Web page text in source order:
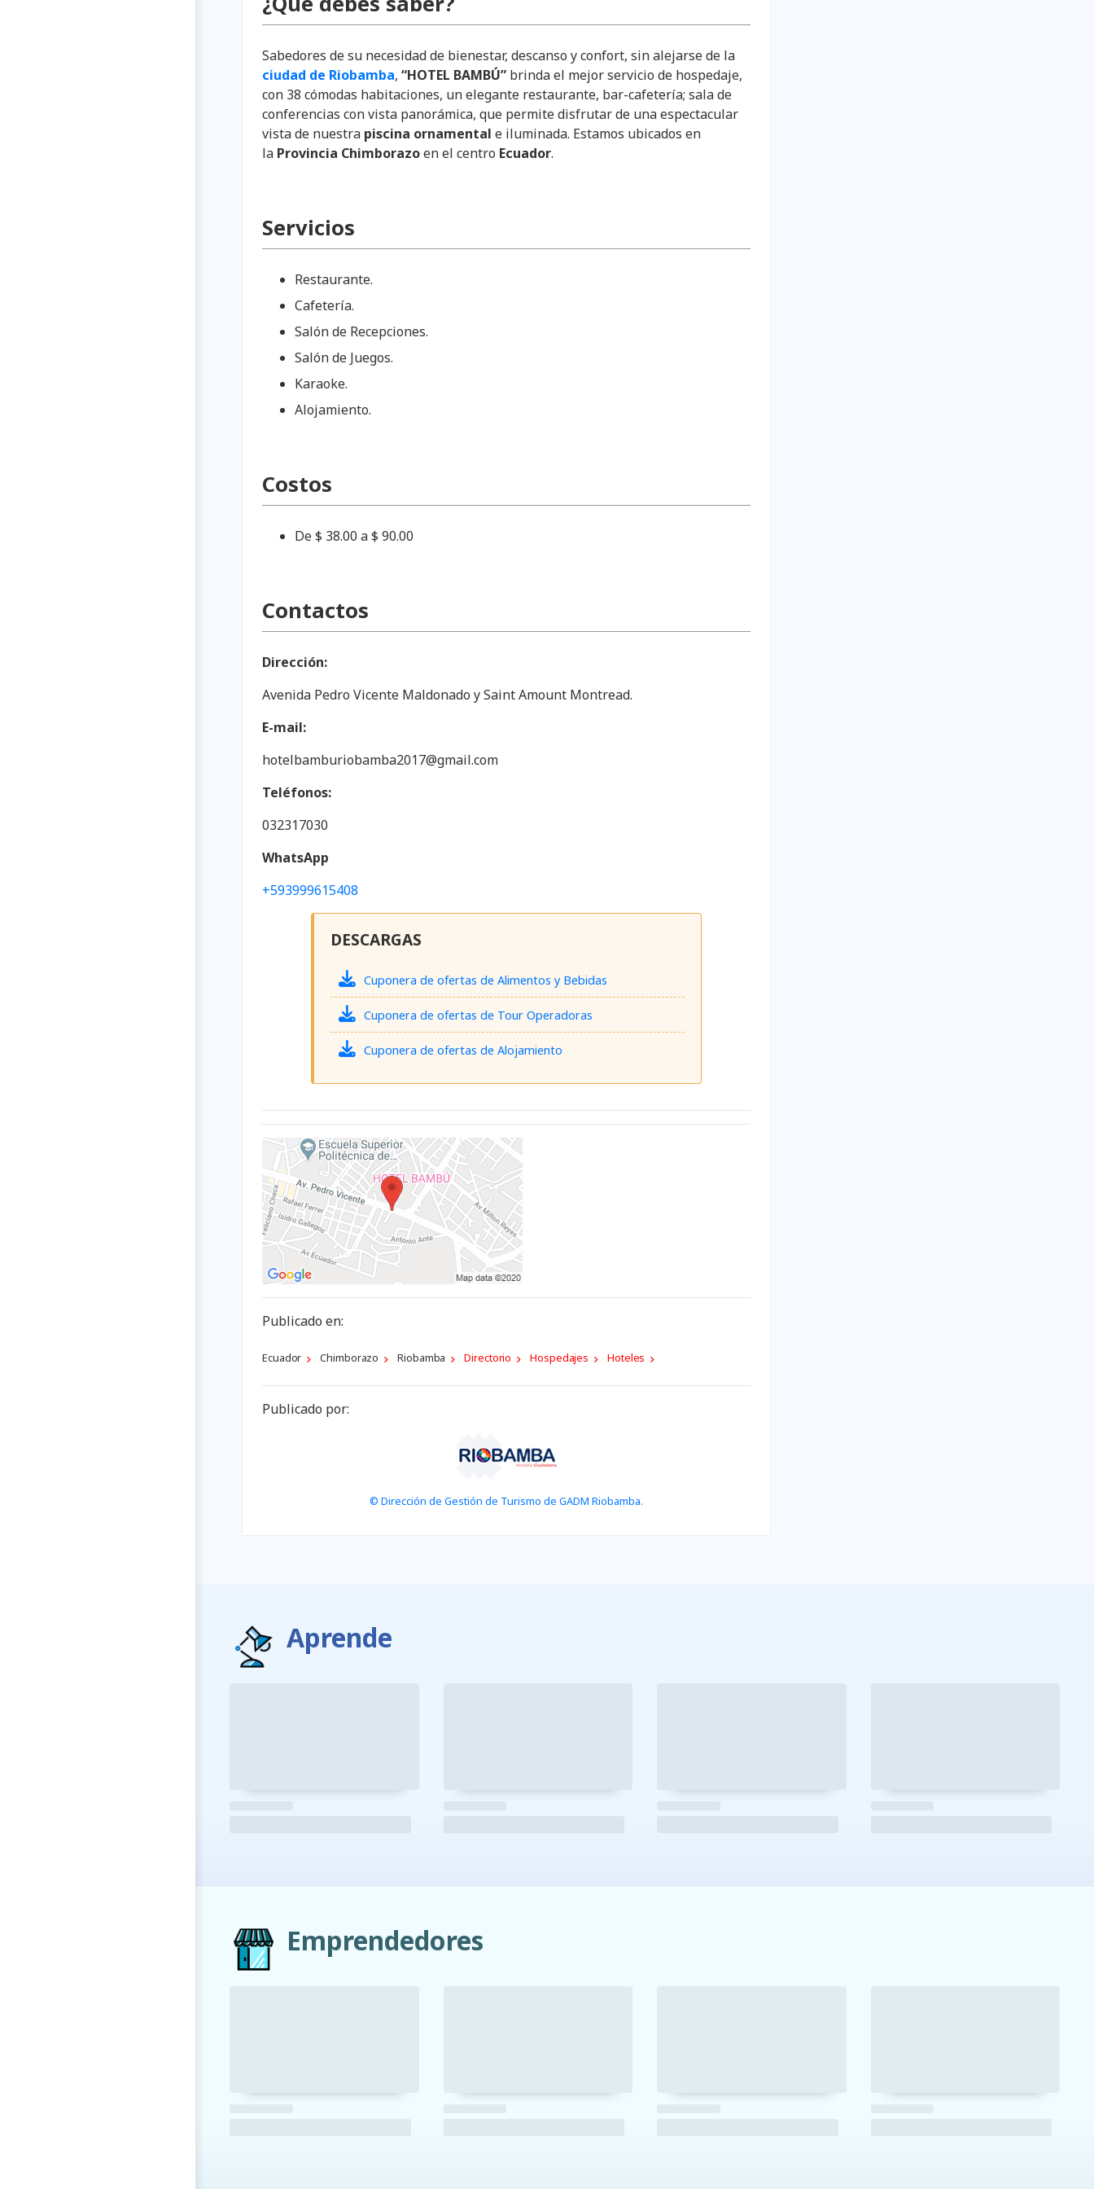
Sabedores de su necesidad de bienestar, descanso y confort, sin alejarse de la
ciudad de Riobamba, “HOTEL BAMBÚ” brinda el mejor servicio de hospedaje,
con 38 cómodas habitaciones, un elegante restaurante, bar-cafetería; sala de
conferencias con vista panorámica, que permite disfrutar de una espectacular
vista de nuestra piscina ornamental e iluminada. Estamos ubicados en
la Provincia Chimborazoen el centro Ecuador.
Servicios
Restaurante.
Cafetería.
Salón de Recepciones.
Salón de Juegos.
Karaoke.
Alojamiento.
Costos
De $ 38.00 a $ 90.00
Contactos
Dirección:
Avenida Pedro Vicente Maldonado y Saint Amount Montread.
E-mail:
hotelbamburiobamba2017@gmail.com
Teléfonos:
032317030
WhatsApp
+593999615408
DESCARGAS
Cuponera de ofertas de Alimentos y Bebidas
Cuponera de ofertas de Tour Operadoras
Cuponera de ofertas de Alojamiento
Publicado en:
Ecuador Chimborazo Riobamba Directorio Hospedajes Hoteles
Publicado por:
© Dirección de Gestión de Turismo de GADM Riobamba.
Aprende
Emprendedores